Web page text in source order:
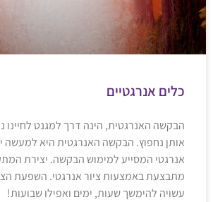
כלים אנרגטיים
הבקשה האנרגטית, הינה דרך למגנט לחיינו
אותן נחפוץ. הבקשה האנרגטית היא למעשה
אנרגטי המסייע למימוש הבקשה. יצירת
מתבצעת באמצעות ציור אנרגטי. השפעת
עשויה להימשך שעות, ימים ואפילו שבועות!